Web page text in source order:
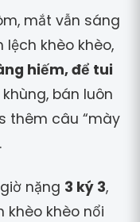
mắt vẫn sáng
lệch khèo khèo,
hiếm, để tui
bán luôn
thêm câu “mày
nặng 3 ký 3,
khèo khèo nổi